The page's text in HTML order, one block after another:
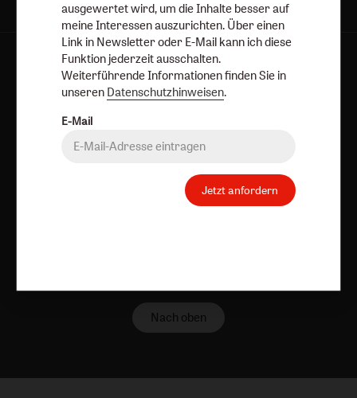
AGB und Widerrufsbelehrung
Datenschutz
Barrierefreiheit
Impressum
Nach oben
ausgewertet wird, um die Inhalte besser auf
meine Interessen auszurichten. Über einen
Link in Newsletter oder E-Mail kann ich diese
Funktion jederzeit ausschalten.
Weiterführende Informationen finden Sie in
unseren Datenschutzhinweisen.
E-Mail
Jetzt anfordern